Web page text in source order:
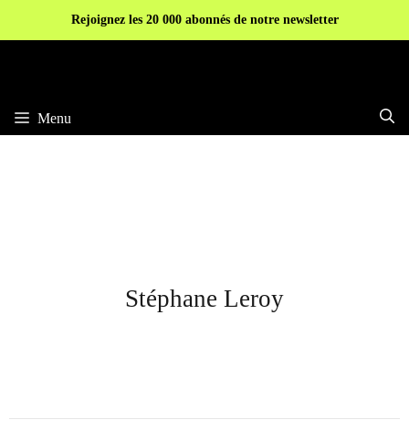
Rejoignez les 20 000 abonnés de notre newsletter
Menu
Stéphane Leroy